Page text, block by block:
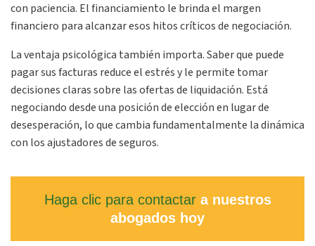
con paciencia. El financiamiento le brinda el margen
financiero para alcanzar esos hitos críticos de negociación.
La ventaja psicológica también importa. Saber que puede
pagar sus facturas reduce el estrés y le permite tomar
decisiones claras sobre las ofertas de liquidación. Está
negociando desde una posición de elección en lugar de
desesperación, lo que cambia fundamentalmente la dinámica
con los ajustadores de seguros.
Haga clic para contactara nuestros
abogados hoy